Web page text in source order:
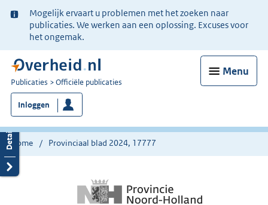
Ter
informatie:
Mogelijk ervaart u problemen met het zoeken naar
publicaties. We werken aan een oplossing. Excuses voor
het ongemak.
Menu
U
bent
nu
hier:
Publicaties Officiële publicaties
Inloggen
Home Provinciaal blad 2024, 17777